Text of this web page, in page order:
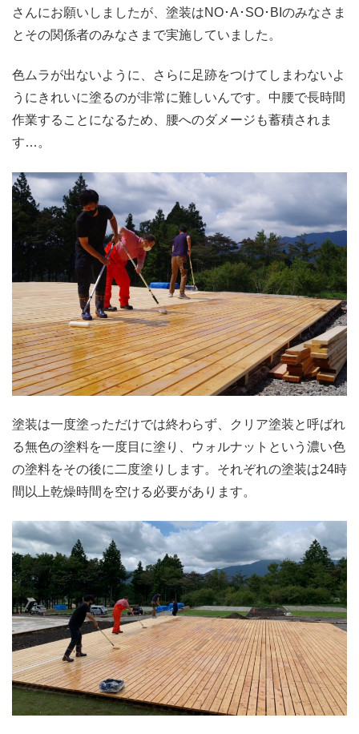
さんにお願いしましたが、塗装はNO･A･SO･BIのみなさま
とその関係者のみなさまで実施していました。
色ムラが出ないように、さらに足跡をつけてしまわないよ
うにきれいに塗るのが非常に難しいんです。中腰で長時間
作業することになるため、腰へのダメージも蓄積されま
す…。
塗装は一度塗っただけでは終わらず、クリア塗装と呼ばれ
る無色の塗料を一度目に塗り、ウォルナットという濃い色
の塗料をその後に二度塗りします。それぞれの塗装は24時
間以上乾燥時間を空ける必要があります。